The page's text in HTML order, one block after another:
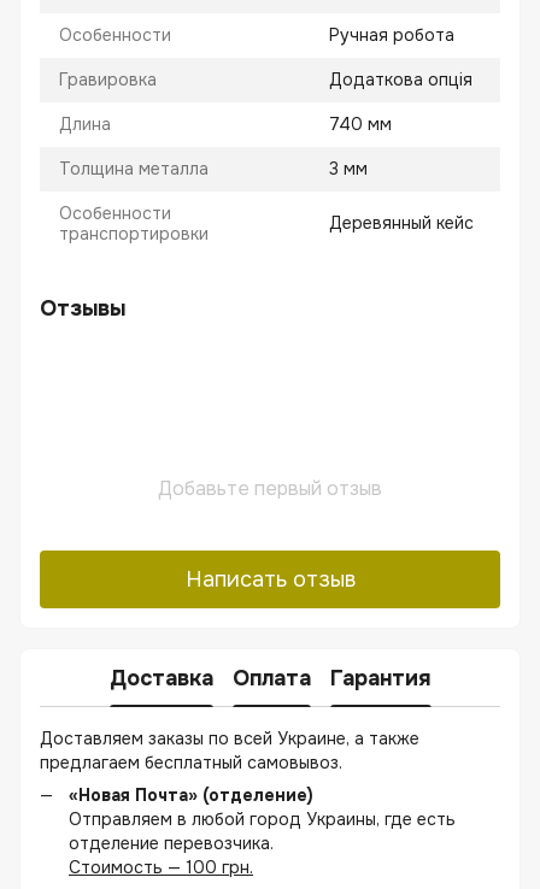
Особенности Ручная робота
Гравировка Додаткова опція
Длина 740 мм
Толщина металла 3 мм
Особенности
транспортировки
Деревянный кейс
Отзывы
Добавьте первый отзыв
Написать отзыв
Доставка Оплата Гарантия
Доставляем заказы по всей Украине, а также
предлагаем бесплатный самовывоз.
«Новая Почта» (отделение)
Отправляем в любой город Украины, где есть
отделение перевозчика.
Стоимость — 100 грн.